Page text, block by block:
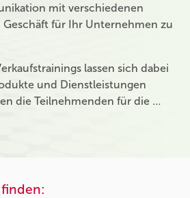
mit verschiedenen
für Ihr Unternehmen zu
lassen sich dabei
und Dienstleistungen
die Teilnehmenden für die …